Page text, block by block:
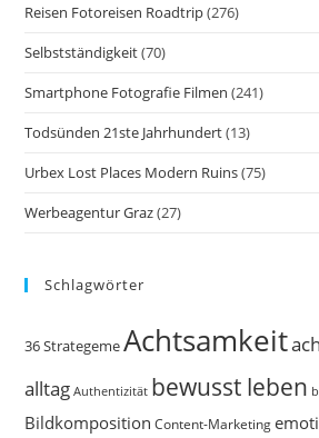
Reisen Fotoreisen Roadtrip(276)
Selbstständigkeit(70)
Smartphone Fotografie Filmen (241)
Todsünden 21ste Jahrhundert(13)
Urbex Lost Places Modern Ruins(75)
Werbeagentur Graz(27)
Schlagwörter
36 StrategemeAchtsamkeit
alltag Authentizität bewusst leben
Bildkomposition Content-Marketing